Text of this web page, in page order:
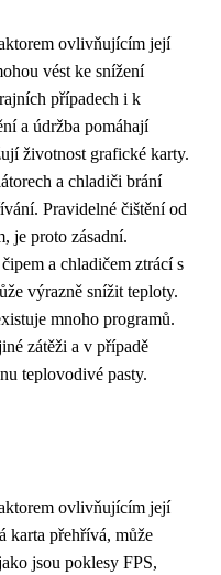
ovlivňujícím její
vést ke snížení
případech i k
a údržba pomáhají
životnost grafické karty.
a chladiči brání
Pravidelné čištění od
je proto zásadní.
a chladičem ztrácí s
výrazně snížit teploty.
mnoho programů.
zátěži a v případě
teplovodivé pasty.
ovlivňujícím její
karta přehřívá, může
jsou poklesy FPS,